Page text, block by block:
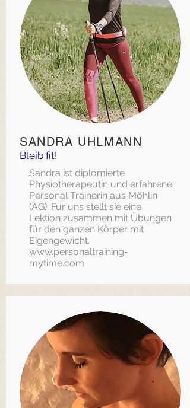
SANDRA UHLMANN
Bleib fit!
Sandra ist diplomierte
Physiotherapeutin und erfahrene
Personal Trainerin aus Möhlin
(AG). Für uns stellt sie eine
Lektion zusammen mit Übungen
für den ganzen Körper mit
Eigengewicht.
www.personaltraining-
mytime.com